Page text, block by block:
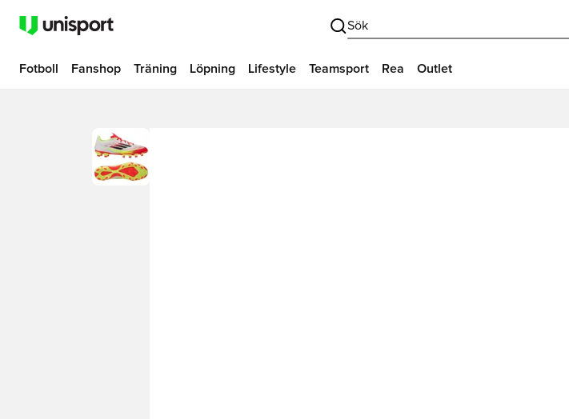
Sök
Fotboll Fanshop Träning Löpning Lifestyle Teamsport Rea Outlet